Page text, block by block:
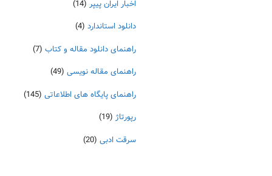
اخبار ایران پیپر (14)
دانلود استاندارد (4)
راهنمای دانلود مقاله و کتاب (7)
راهنمای مقاله نویسی (49)
راهنمای پایگاه های اطلاعاتی (145)
رپورتاژ (19)
سرقت ادبی (20)